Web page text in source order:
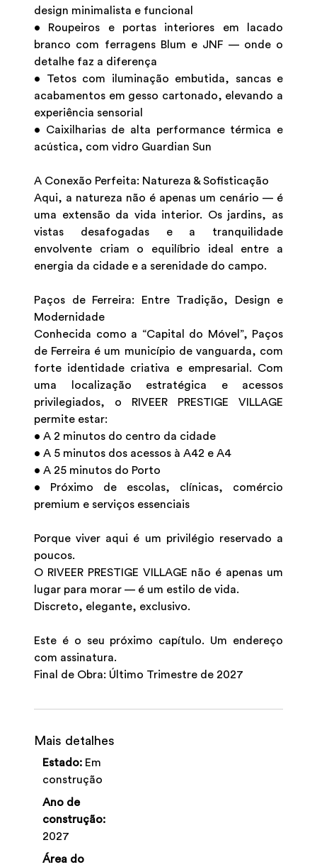
design minimalista e funcional
• Roupeiros e portas interiores em lacado
branco com ferragens Blum e JNF — onde o
detalhe faz a diferença
• Tetos com iluminação embutida, sancas e
acabamentos em gesso cartonado, elevando a
experiência sensorial
• Caixilharias de alta performance térmica e
acústica, com vidro Guardian Sun
A Conexão Perfeita: Natureza & Sofisticação
Aqui, a natureza não é apenas um cenário — é
uma extensão da vida interior. Os jardins, as
vistas desafogadas e a tranquilidade
envolvente criam o equilíbrio ideal entre a
energia da cidade e a serenidade do campo.
Paços de Ferreira: Entre Tradição, Design e
Modernidade
Conhecida como a “Capital do Móvel”, Paços
de Ferreira é um município de vanguarda, com
forte identidade criativa e empresarial. Com
uma localização estratégica e acessos
privilegiados, o RIVEER PRESTIGE VILLAGE
permite estar:
• A 2 minutos do centro da cidade
• A 5 minutos dos acessos à A42 e A4
• A 25 minutos do Porto
• Próximo de escolas, clínicas, comércio
premium e serviços essenciais
Porque viver aqui é um privilégio reservado a
poucos.
O RIVEER PRESTIGE VILLAGE não é apenas um
lugar para morar — é um estilo de vida.
Discreto, elegante, exclusivo.
Este é o seu próximo capítulo. Um endereço
com assinatura.
Final de Obra: Último Trimestre de 2027
Mais detalhes
Estado: Em
construção
Ano de
construção:
2027
Área do